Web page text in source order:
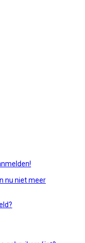
nu niet meer